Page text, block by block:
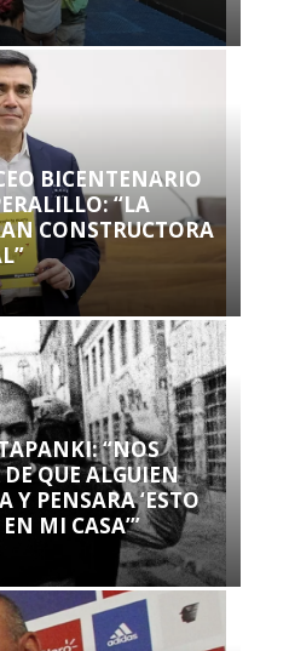
BICENTENARIO
“LA
CONSTRUCTORA
“NOS
QUE ALGUIEN
Y PENSARA ‘ESTO
MI CASA’”